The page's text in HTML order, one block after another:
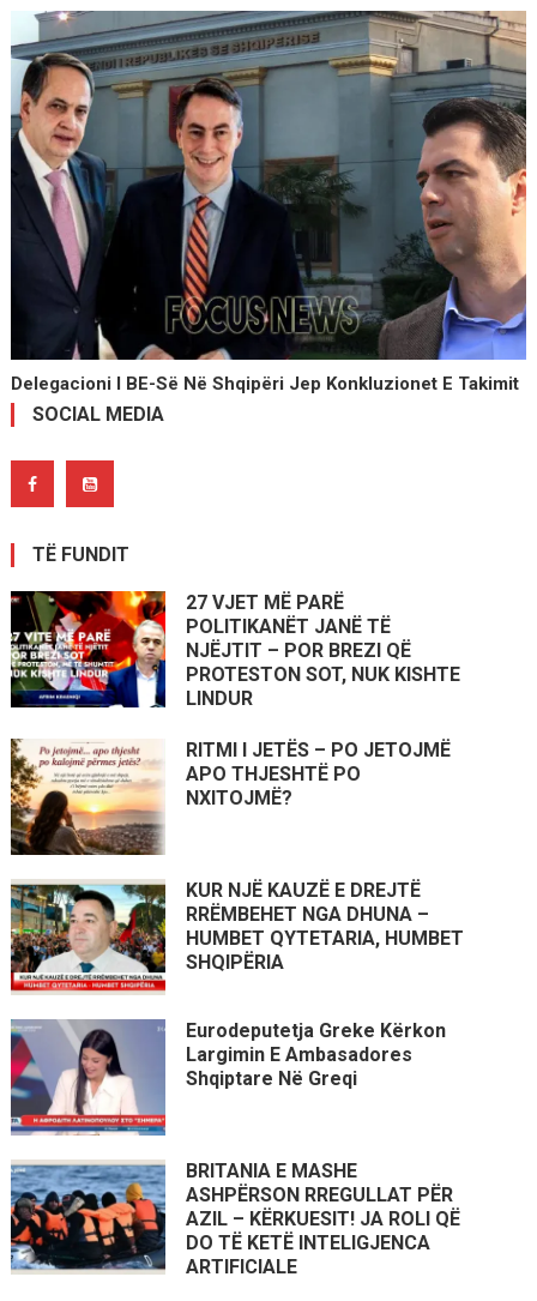
Delegacioni I BE-Së Në Shqipëri Jep Konkluzionet E Takimit
SOCIAL MEDIA
TË FUNDIT
27 VJET MË PARË
POLITIKANËT JANË TË
NJËJTIT – POR BREZI QË
PROTESTON SOT, NUK KISHTE
LINDUR
RITMI I JETËS – PO JETOJMË
APO THJESHTË PO
NXITOJMË?
KUR NJË KAUZË E DREJTË
RRËMBEHET NGA DHUNA –
HUMBET QYTETARIA, HUMBET
SHQIPËRIA
Eurodeputetja Greke Kërkon
Largimin E Ambasadores
Shqiptare Në Greqi
BRITANIA E MASHE
ASHPËRSON RREGULLAT PËR
AZIL – KËRKUESIT! JA ROLI QË
DO TË KETË INTELIGJENCA
ARTIFICIALE